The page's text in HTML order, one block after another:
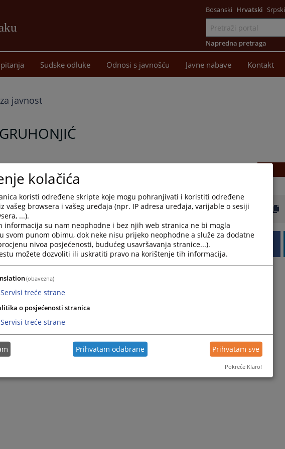
sadržaj
Bosanski Hrvatski Srpski
Napredna pretraga
Sudske odluke Odnosi s javnošću Javne nabave Kontakt
javnost
dana 27.04.2026. godine preminuo Muhamed Gruhonjić, bivši
tužilaštva u Bijeljini koji je bio u penziji.
kao i svim kolegama i prijateljima uvaženog tužioca, prvi
javnog tužilaštva u Bijeljini Sabina Husejnagić zajedno sa
u Janji, opština Bijeljina. Pravni fakultet u Sarajevu završio je
godine u Sarajevu.
javni tužilac u Okružnom javnom tužilaštvu u Bijeljini. Dana
okružnog javnog tužioca. Funkciju vršioca dužnosti glavnog
godine do 31.08.2021. godine, nakon čega je nastavio
sve do 15.03.2023. godine, kada je otišao u penziju.
kolačića
koristi određene skripte koje mogu pohranjivati i koristiti određene
vašeg browsera i vašeg uređaja (npr. IP adresa uređaja, varijable o sesiji
...).
informacija su nam neophodne i bez njih web stranica ne bi mogla
svom punom obimu, dok neke nisu prijeko neophodne a služe za dodatne
nivoa posjećenosti, budućeg usavršavanja stranice...).
možete dozvoliti ili uskratiti pravo na korištenje tih informacija.
(obavezna)
Servisi treće strane
o posjećenosti stranica
Servisi treće strane
Prihvatam odabrane Prihvatam sve
Pokreće Klaro!